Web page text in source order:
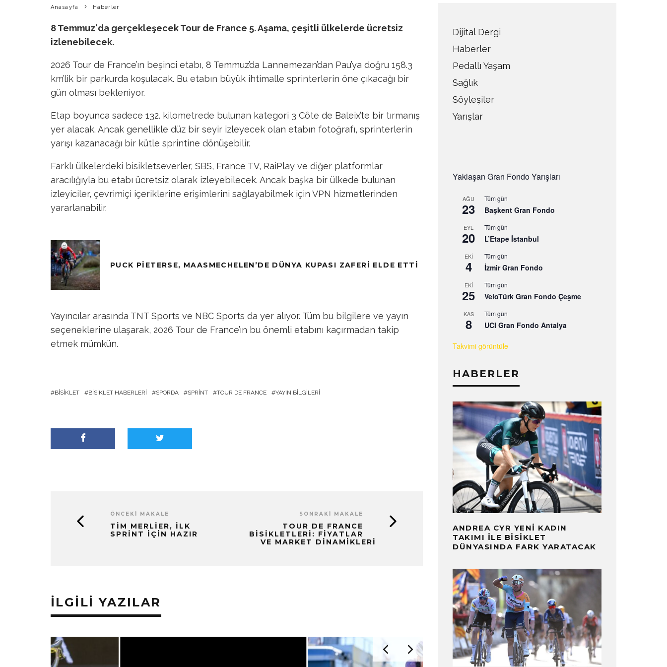
Anasayfa Haberler
8 Temmuz'da gerçekleşecek Tour de France 5. Aşama, çeşitli ülkelerde ücretsiz
izlenebilecek.
2026 Tour de France’ın beşinci etabı, 8 Temmuz’da Lannemezan’dan Pau’ya doğru 158.3
km’lik bir parkurda koşulacak. Bu etabın büyük ihtimalle sprinterlerin öne çıkacağı bir
gün olması bekleniyor.
Etap boyunca sadece 132. kilometrede bulunan kategori 3 Côte de Baleix’te bir tırmanış
yer alacak. Ancak genellikle düz bir seyir izleyecek olan etabın fotoğrafı, sprinterlerin
yarışı kazanacağı bir kütle sprintine dönüşebilir.
Farklı ülkelerdeki bisikletseverler, SBS, France TV, RaiPlay ve diğer platformlar
aracılığıyla bu etabı ücretsiz olarak izleyebilecek. Ancak başka bir ülkede bulunan
izleyiciler, çevrimiçi içeriklerine erişimlerini sağlayabilmek için VPN hizmetlerinden
yararlanabilir.
PUCK PIETERSE, MAASMECHELEN’DE DÜNYA KUPASI ZAFERI ELDE ETTI
Yayıncılar arasında TNT Sports ve NBC Sports da yer alıyor. Tüm bu bilgilere ve yayın
seçeneklerine ulaşarak, 2026 Tour de France’ın bu önemli etabını kaçırmadan takip
etmek mümkün.
BISIKLET BISIKLET HABERLERI SPORDA SPRINT TOUR DE FRANCE YAYIN BILGILERI
ÖNCEKI MAKALE
TIM MERLIER, İLK
SPRINT İÇIN HAZIR
SONRAKI MAKALE
TOUR DE FRANCE
BISIKLETLERI: FIYATLAR
VE MARKET DINAMIKLERI
İLGILI YAZILAR
Dijital Dergi
Haberler
Pedallı Yaşam
Sağlık
Söyleşiler
Yarışlar
Yaklaşan Gran Fondo Yarışları
AĞU
23
Tüm gün
Başkent Gran Fondo
EYL
20
Tüm gün
L’Etape İstanbul
EKI
4
Tüm gün
İzmir Gran Fondo
EKI
25
Tüm gün
VeloTürk Gran Fondo Çeşme
KAS
8
Tüm gün
UCI Gran Fondo Antalya
Takvimi görüntüle
HABERLER
ANDREA CYR YENI KADIN
TAKIMI ILE BISIKLET
DÜNYASINDA FARK YARATACAK